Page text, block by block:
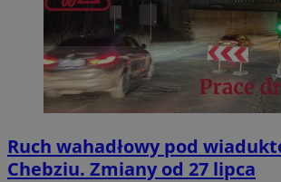
Ruch wahadłowy pod
Chebziu. Zmiany od 27 lipca